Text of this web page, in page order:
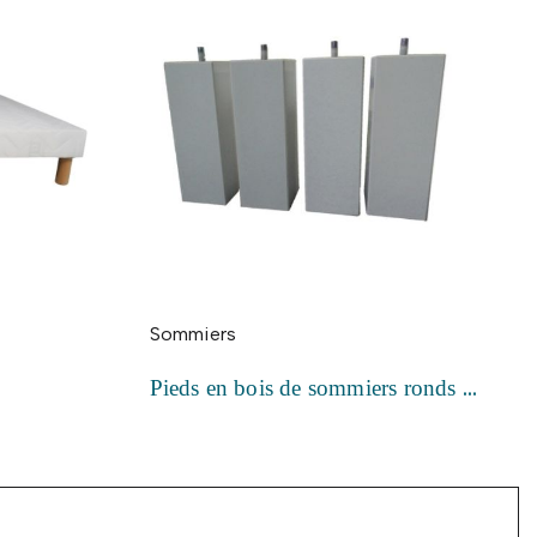
Sommiers
Pieds en bois de sommiers ronds et carrés